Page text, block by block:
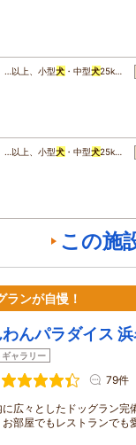
…以上、小型犬 ・中型犬25k…
…以上、小型犬 ・中型犬25k…
この施
ランが自慢！
んパラダイス
ギャラリー
79件
に広々としたドッグラン完
お部屋でもレストランでも